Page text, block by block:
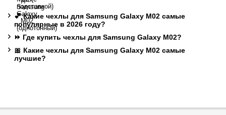
💕 Какие чехлы для Samsung Galaxy M02 самые
популярные в 2026 году?
⏩ Где купить чехлы для Samsung Galaxy M02?
🎀 Какие чехлы для Samsung Galaxy M02 самые
лучшие?